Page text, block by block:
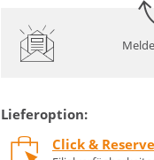
Lieferoption:
Click & Reserve